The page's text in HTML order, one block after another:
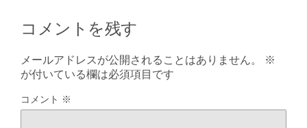
コメントを残す
メールアドレスが公開されることはありません。
※
が付いている欄は必須項目です
コメント ※